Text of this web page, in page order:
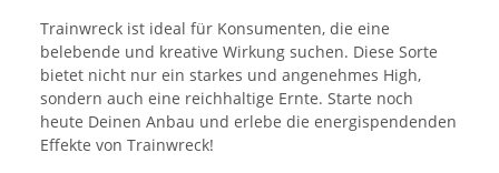
Trainwreck ist ideal für Konsumenten, die eine
belebende und kreative Wirkung suchen. Diese Sorte
bietet nicht nur ein starkes und angenehmes High,
sondern auch eine reichhaltige Ernte. Starte noch
heute Deinen Anbau und erlebe die energispendenden
Effekte von Trainwreck!